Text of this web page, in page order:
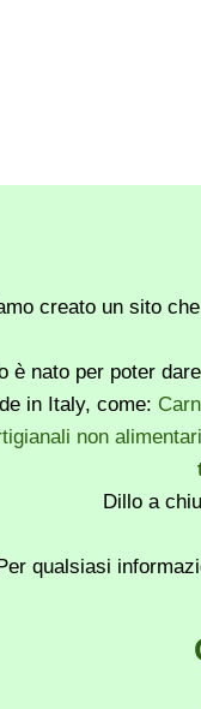
creato un sito
è nato per poter
in Italy, come:
non
Dillo a
qualsiasi